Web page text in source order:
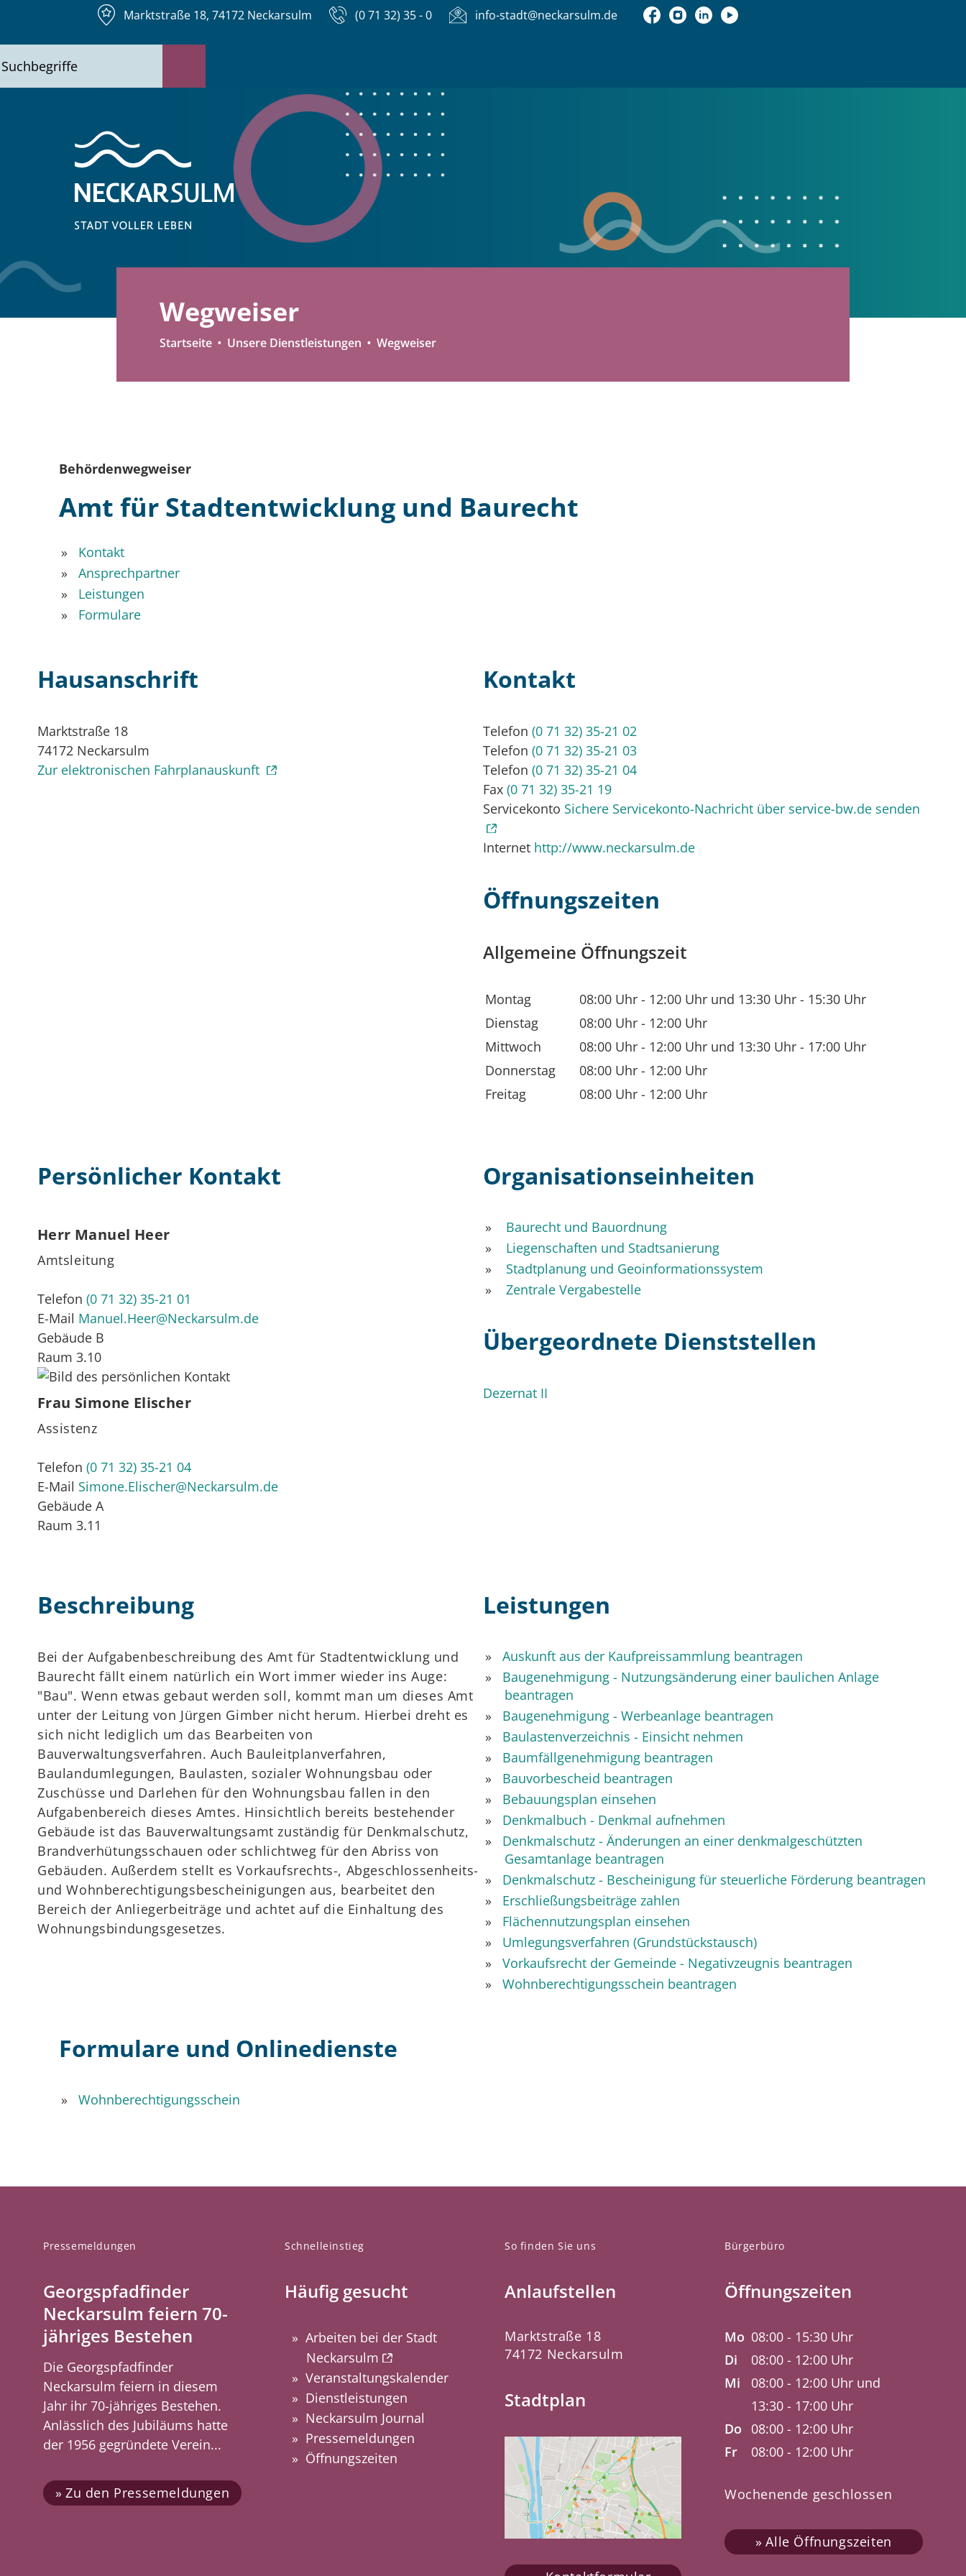
Marktstraße 18, 74172 Neckarsulm (0 71 32) 35 - 0 info-stadt@neckarsulm.de
Wegweiser
Startseite Unsere Dienstleistungen Wegweiser
Behördenwegweiser
Amt für Stadtentwicklung und Baurecht
Kontakt
Ansprechpartner
Leistungen
Formulare
Hausanschrift
Marktstraße 18
74172 Neckarsulm
Zur elektronischen Fahrplanauskunft
Kontakt
Telefon (0 71 32) 35-21 02
Telefon (0 71 32) 35-21 03
Telefon (0 71 32) 35-21 04
Fax (0 71 32) 35-21 19
Servicekonto Sichere Servicekonto-Nachricht über service-bw.de senden
Internet http://www.neckarsulm.de
Öffnungszeiten
Allgemeine Öffnungszeit
Montag 08:00 Uhr - 12:00 Uhr und 13:30 Uhr - 15:30 Uhr
Dienstag
08:00 Uhr - 12:00 Uhr
Mittwoch
08:00 Uhr - 12:00 Uhr und 13:30 Uhr - 17:00 Uhr
Donnerstag
08:00 Uhr - 12:00 Uhr
Freitag
08:00 Uhr - 12:00 Uhr
Persönlicher Kontakt
Herr Manuel Heer
Amtsleitung
Telefon (0 71 32) 35-21 01
E-Mail Manuel.Heer@Neckarsulm.de
Gebäude B
Raum 3.10
Frau Simone Elischer
Assistenz
Telefon (0 71 32) 35-21 04
E-Mail Simone.Elischer@Neckarsulm.de
Gebäude A
Raum 3.11
Organisationseinheiten
Baurecht und Bauordnung
Liegenschaften und Stadtsanierung
Stadtplanung und Geoinformationssystem
Zentrale Vergabestelle
Übergeordnete Dienststellen
Dezernat II
Beschreibung
Bei der Aufgabenbeschreibung des Amt für Stadtentwicklung und
Baurecht fällt einem natürlich ein Wort immer wieder ins Auge:
"Bau". Wenn etwas gebaut werden soll, kommt man um dieses Amt
unter der Leitung von Jürgen Gimber nicht herum. Hierbei dreht es
sich nicht lediglich um das Bearbeiten von
Bauverwaltungsverfahren. Auch Bauleitplanverfahren,
Baulandumlegungen, Baulasten, sozialer Wohnungsbau oder
Zuschüsse und Darlehen für den Wohnungsbau fallen in den
Aufgabenbereich dieses Amtes. Hinsichtlich bereits bestehender
Gebäude ist das Bauverwaltungsamt zuständig für Denkmalschutz,
Brandverhütungsschauen oder schlichtweg für den Abriss von
Gebäuden. Außerdem stellt es Vorkaufsrechts-, Abgeschlossenheits-
und Wohnberechtigungsbescheinigungen aus, bearbeitet den
Bereich der Anliegerbeiträge und achtet auf die Einhaltung des
Wohnungsbindungsgesetzes.
Leistungen
Auskunft aus der Kaufpreissammlung beantragen
Baugenehmigung - Nutzungsänderung einer baulichen Anlage
beantragen
Baugenehmigung - Werbeanlage beantragen
Baulastenverzeichnis - Einsicht nehmen
Baumfällgenehmigung beantragen
Bauvorbescheid beantragen
Bebauungsplan einsehen
Denkmalbuch - Denkmal aufnehmen
Denkmalschutz - Änderungen an einer denkmalgeschützten
Gesamtanlage beantragen
Denkmalschutz - Bescheinigung für steuerliche Förderung beantragen
Erschließungsbeiträge zahlen
Flächennutzungsplan einsehen
Umlegungsverfahren (Grundstückstausch)
Vorkaufsrecht der Gemeinde - Negativzeugnis beantragen
Wohnberechtigungsschein beantragen
Formulare und Onlinedienste
Wohnberechtigungsschein
Pressemeldungen
Georgspfadfinder
Neckarsulm feiern 70-
jähriges Bestehen
Die Georgspfadfinder
Neckarsulm feiern in diesem
Jahr ihr 70-jähriges Bestehen.
Anlässlich des Jubiläums hatte
der 1956 gegründete Verein...
Zu den Pressemeldungen
Schnelleinstieg
Häufig gesucht
Arbeiten bei der Stadt
Neckarsulm
Veranstaltungskalender
Dienstleistungen
Neckarsulm Journal
Pressemeldungen
Öffnungszeiten
So finden Sie uns
Anlaufstellen
Marktstraße 18
74172 Neckarsulm
Stadtplan
Bürgerbüro
Öffnungszeiten
Mo 08:00 - 15:30 Uhr
Di
08:00 - 12:00 Uhr
Mi
08:00 - 12:00 Uhr und
13:30 - 17:00 Uhr
Do
08:00 - 12:00 Uhr
Fr
08:00 - 12:00 Uhr
Wochenende geschlossen
Alle Öffnungszeiten